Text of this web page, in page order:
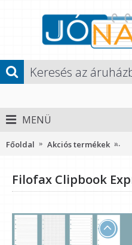
MENÜ
Főoldal Akciós termékek